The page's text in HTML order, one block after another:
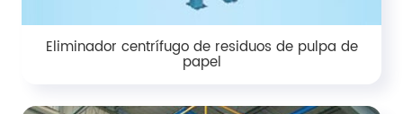
Eliminador centrífugo de residuos de pulpa de
papel